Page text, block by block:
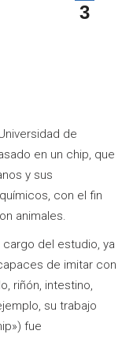
3
de
en un chip, que
y sus
con el fin
animales.
del estudio, ya
de imitar con
riñón, intestino,
su trabajo
fue